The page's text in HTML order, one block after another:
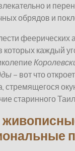
и
обрядов и
феерических
которых каждый
– вот что
стремящегося
старинного